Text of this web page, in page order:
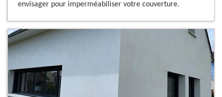
envisager pour imperméabiliser votre couverture.